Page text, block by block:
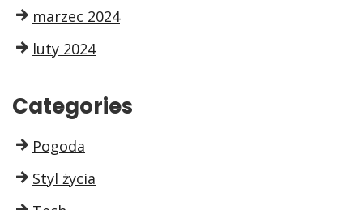
marzec 2024
luty 2024
Categories
Pogoda
Styl życia